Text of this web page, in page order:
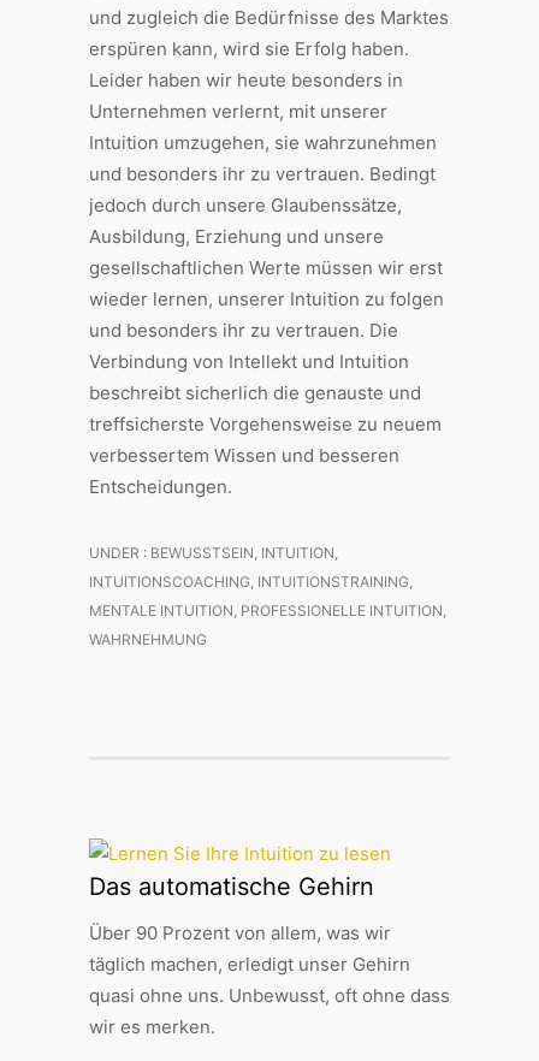
und zugleich die Bedürfnisse des Marktes
erspüren kann, wird sie Erfolg haben.
Leider haben wir heute besonders in
Unternehmen verlernt, mit unserer
Intuition umzugehen, sie wahrzunehmen
und besonders ihr zu vertrauen. Bedingt
jedoch durch unsere Glaubenssätze,
Ausbildung, Erziehung und unsere
gesellschaftlichen Werte müssen wir erst
wieder lernen, unserer Intuition zu folgen
und besonders ihr zu vertrauen. Die
Verbindung von Intellekt und Intuition
beschreibt sicherlich die genauste und
treffsicherste Vorgehensweise zu neuem
verbessertem Wissen und besseren
Entscheidungen.
UNDER : BEWUSSTSEIN, INTUITION,
INTUITIONSCOACHING, INTUITIONSTRAINING,
MENTALE INTUITION, PROFESSIONELLE INTUITION,
WAHRNEHMUNG
Das automatische Gehirn
Über 90 Prozent von allem, was wir
täglich machen, erledigt unser Gehirn
quasi ohne uns. Unbewusst, oft ohne dass
wir es merken.